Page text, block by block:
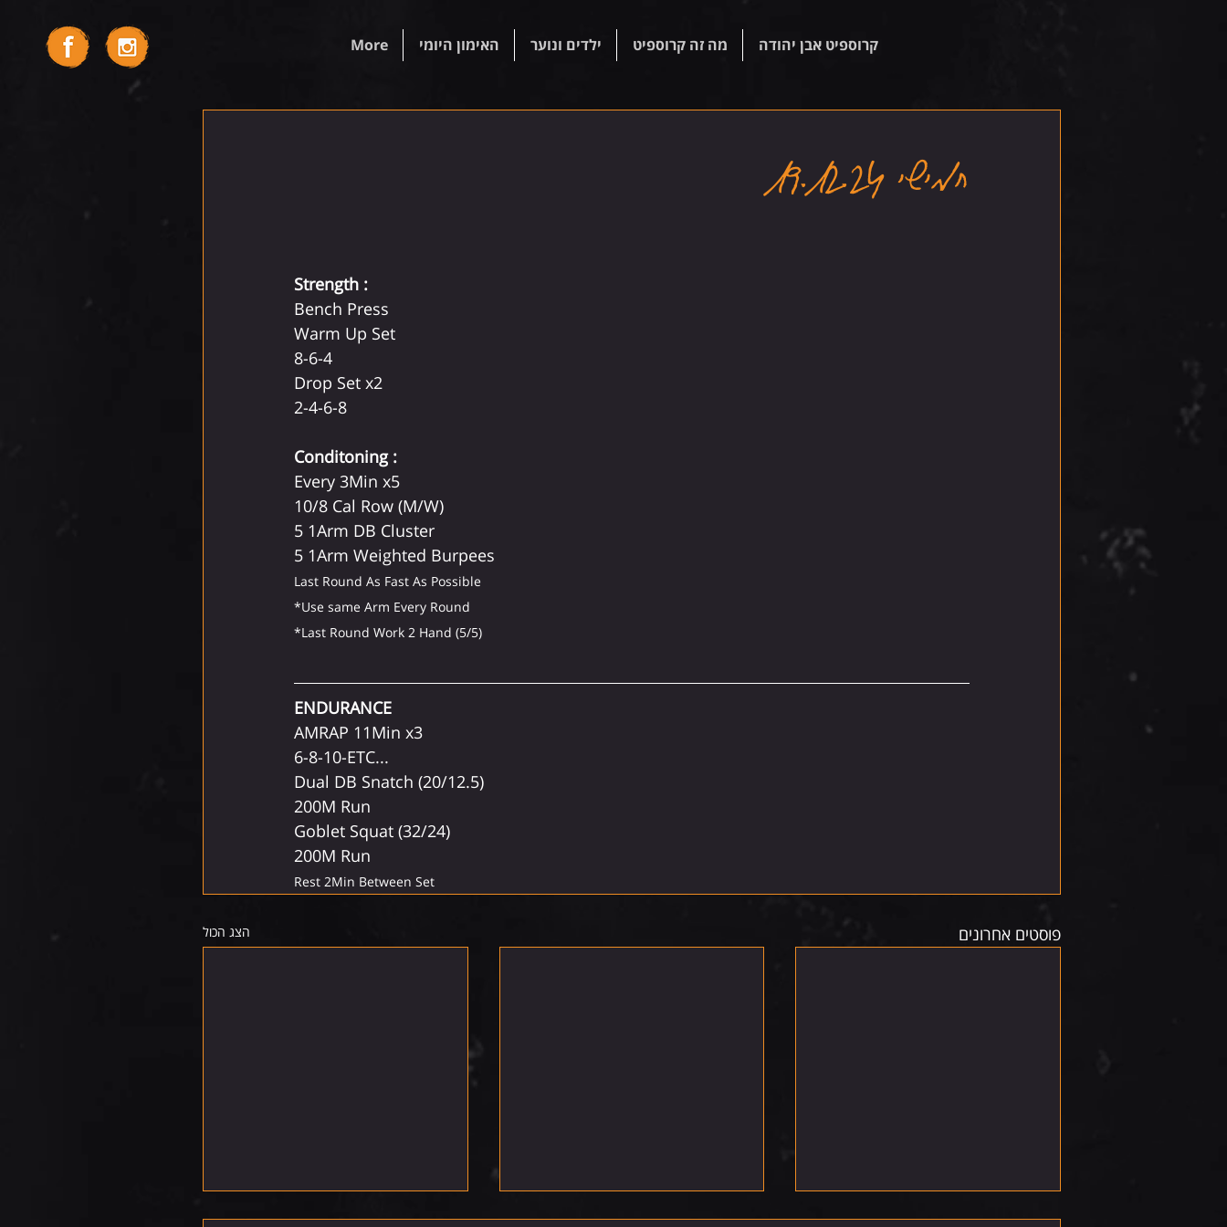
קרוספיט אבן יהודה מה זה קרוספיט ילדים ונוער האימון היומי More
חמישי 19.12.24
Strength :
Bench Press
Warm Up Set
8-6-4
Drop Set x2
2-4-6-8
Conditoning :
Every 3Min x5
10/8 Cal Row (M/W)
5 1Arm DB Cluster
5 1Arm Weighted Burpees
Last Round As Fast As Possible
*Use same Arm Every Round
*Last Round Work 2 Hand (5/5)
ENDURANCE
AMRAP 11Min x3
6-8-10-ETC...
Dual DB Snatch (20/12.5)
200M Run
Goblet Squat (32/24)
200M Run
Rest 2Min Between Set
פוסטים אחרונים הצג הכול